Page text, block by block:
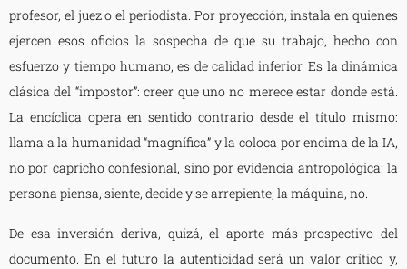
profesor, el juez o el periodista. Por proyección, instala en quienes
ejercen esos oficios la sospecha de que su trabajo, hecho con
esfuerzo y tiempo humano, es de calidad inferior. Es la dinámica
clásica del “impostor”: creer que uno no merece estar donde está.
La encíclica opera en sentido contrario desde el título mismo:
llama a la humanidad “magnífica” y la coloca por encima de la IA,
no por capricho confesional, sino por evidencia antropológica: la
persona piensa, siente, decide y se arrepiente; la máquina, no.
De esa inversión deriva, quizá, el aporte más prospectivo del
documento. En el futuro la autenticidad será un valor crítico y,